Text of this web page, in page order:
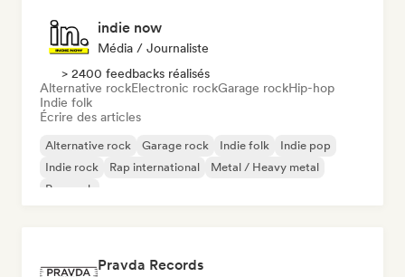
indie now
Média / Journaliste
> 2400 feedbacks réalisés
Alternative rockElectronic rockGarage rockHip-hop
Indie folk
Écrire des articles
Alternative rock Garage rock Indie folk
Indie pop
Indie rock
Rap international
Metal / Heavy metal
Pop rock
Pravda Records